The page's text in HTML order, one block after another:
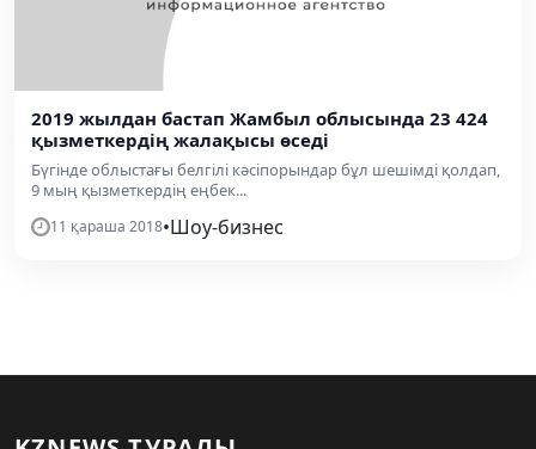
2019 жылдан бастап Жамбыл облысында 23 424
қызметкердің жалақысы өседі
Бүгінде облыстағы белгілі кәсіпорындар бұл шешімді қолдап,
9 мың қызметкердің еңбек...
11 қараша 2018•Шоу-бизнес